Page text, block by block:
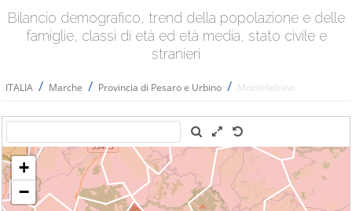
Bilancio demografico, trend della popolazione e delle
famiglie, classi di età ed età media, stato civile e
stranieri
ITALIA / Marche / Provincia di Pesaro e Urbino / Montefelcino